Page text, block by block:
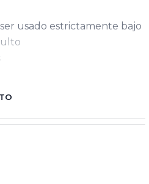
usado estrictamente bajo